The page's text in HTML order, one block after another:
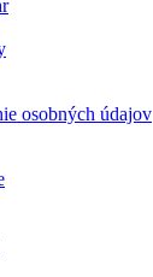
osobných údajov